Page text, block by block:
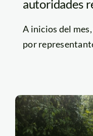
autoridades
A inicios del
por